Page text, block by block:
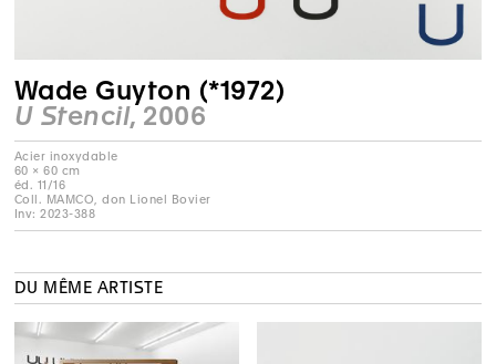
Wade Guyton (*1972)
U Stencil, 2006
Acier inoxydable
60 × 60 cm
éd. 11/16
Coll. MAMCO, don Lionel Bovier
Inv: 2023-388
DU MÊME ARTISTE